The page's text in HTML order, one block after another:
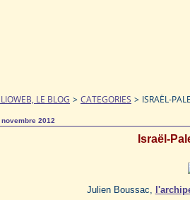
LE BLOG > CATEGORIES > ISRAËL-
novembre 2012
Israël-
Julien Boussac,